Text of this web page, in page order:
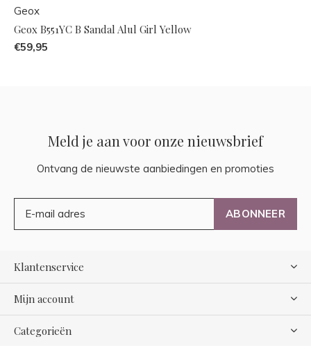
Geox
Geox B551YC B Sandal Alul Girl Yellow
€59,95
Meld je aan voor onze nieuwsbrief
Ontvang de nieuwste aanbiedingen en promoties
ABONNEER
Klantenservice
Mijn account
Categorieën